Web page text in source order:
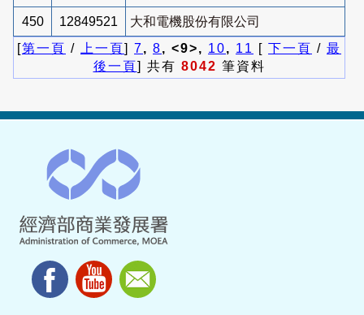
450 12849521
大和電機股份有限公司
[第一頁 / 上一頁] 7, 8, <9>, 10, 11 [ 下一頁 / 最
後一頁] 共有 8042 筆資料